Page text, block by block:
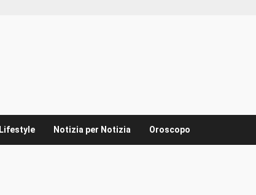
Lifestyle Notizia per Notizia Oroscopo